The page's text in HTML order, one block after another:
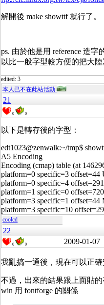
解開後 make showttf 就行了。
ps. 由於他是用 reference 造
以比一般字型較方便的把大陸
edited: 3
本人已不在此站活動
21
0 0
以下是轉存後的字型：
edt1023@zenwalk:~/tmp$
A5 Encoding
Encoding (cmap) table (at
platform=0 specific=3 offset=44
platform=0 specific=4
platform=1 specific=0
platform=3 specific=1 offset=44
platform=3 specific=10
coolcd
22
0 0 2009-01-07
我亂搞一通後，現在可以正確
不過，出來的結果跟上面貼
win 用 fontforge 的關係